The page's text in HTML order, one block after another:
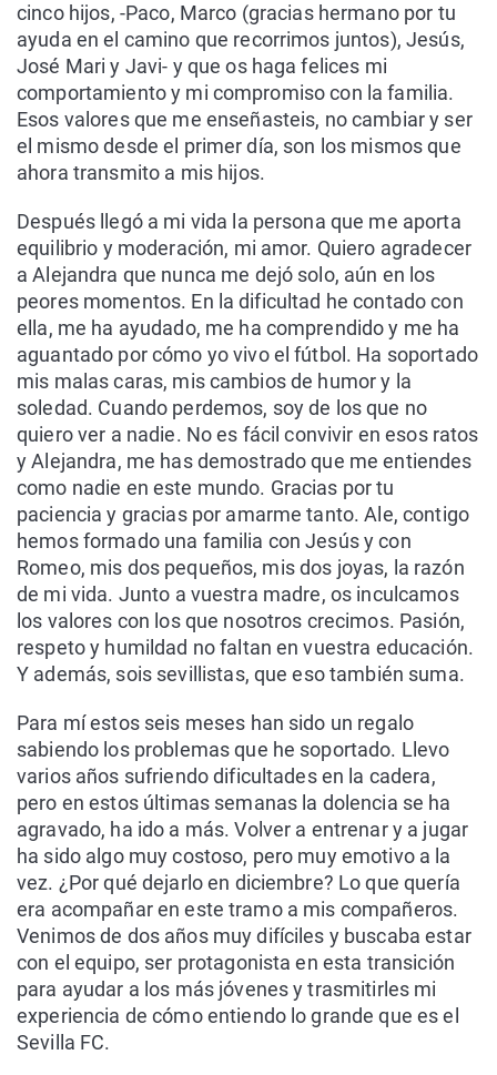
cinco hijos, -Paco, Marco (gracias hermano por tu
ayuda en el camino que recorrimos juntos), Jesús,
José Mari y Javi- y que os haga felices mi
comportamiento y mi compromiso con la familia.
Esos valores que me enseñasteis, no cambiar y ser
el mismo desde el primer día, son los mismos que
ahora transmito a mis hijos.
Después llegó a mi vida la persona que me aporta
equilibrio y moderación, mi amor. Quiero agradecer
a Alejandra que nunca me dejó solo, aún en los
peores momentos. En la dificultad he contado con
ella, me ha ayudado, me ha comprendido y me ha
aguantado por cómo yo vivo el fútbol. Ha soportado
mis malas caras, mis cambios de humor y la
soledad. Cuando perdemos, soy de los que no
quiero ver a nadie. No es fácil convivir en esos ratos
y Alejandra, me has demostrado que me entiendes
como nadie en este mundo. Gracias por tu
paciencia y gracias por amarme tanto. Ale, contigo
hemos formado una familia con Jesús y con
Romeo, mis dos pequeños, mis dos joyas, la razón
de mi vida. Junto a vuestra madre, os inculcamos
los valores con los que nosotros crecimos. Pasión,
respeto y humildad no faltan en vuestra educación.
Y además, sois sevillistas, que eso también suma.
Para mí estos seis meses han sido un regalo
sabiendo los problemas que he soportado. Llevo
varios años sufriendo dificultades en la cadera,
pero en estos últimas semanas la dolencia se ha
agravado, ha ido a más. Volver a entrenar y a jugar
ha sido algo muy costoso, pero muy emotivo a la
vez. ¿Por qué dejarlo en diciembre? Lo que quería
era acompañar en este tramo a mis compañeros.
Venimos de dos años muy difíciles y buscaba estar
con el equipo, ser protagonista en esta transición
para ayudar a los más jóvenes y trasmitirles mi
experiencia de cómo entiendo lo grande que es el
Sevilla FC.